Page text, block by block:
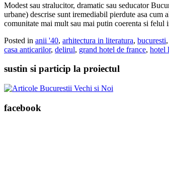
Modest sau stralucitor, dramatic sau seducator
urbane) descrise sunt iremediabil pierdute asa cum
comunitate mai mult sau mai putin coerenta si
Posted in anii '40, arhitectura in literatura, bucuresti,
casa anticarilor, delirul, grand hotel de france, hotel
sustin si particip la proiectul
facebook